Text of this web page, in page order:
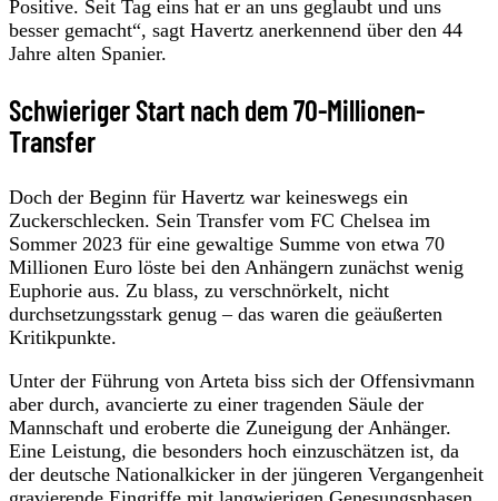
Positive. Seit Tag eins hat er an uns geglaubt und uns
besser gemacht“, sagt Havertz anerkennend über den 44
Jahre alten Spanier.
Schwieriger Start nach dem 70-Millionen-
Transfer
Doch der Beginn für Havertz war keineswegs ein
Zuckerschlecken. Sein Transfer vom FC Chelsea im
Sommer 2023 für eine gewaltige Summe von etwa 70
Millionen Euro löste bei den Anhängern zunächst wenig
Euphorie aus. Zu blass, zu verschnörkelt, nicht
durchsetzungsstark genug – das waren die geäußerten
Kritikpunkte.
Unter der Führung von Arteta biss sich der Offensivmann
aber durch, avancierte zu einer tragenden Säule der
Mannschaft und eroberte die Zuneigung der Anhänger.
Eine Leistung, die besonders hoch einzuschätzen ist, da
der deutsche Nationalkicker in der jüngeren Vergangenheit